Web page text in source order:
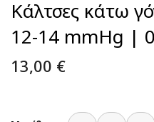
Κάλτσες κάτω
12-14 mmHg |
13,00 €